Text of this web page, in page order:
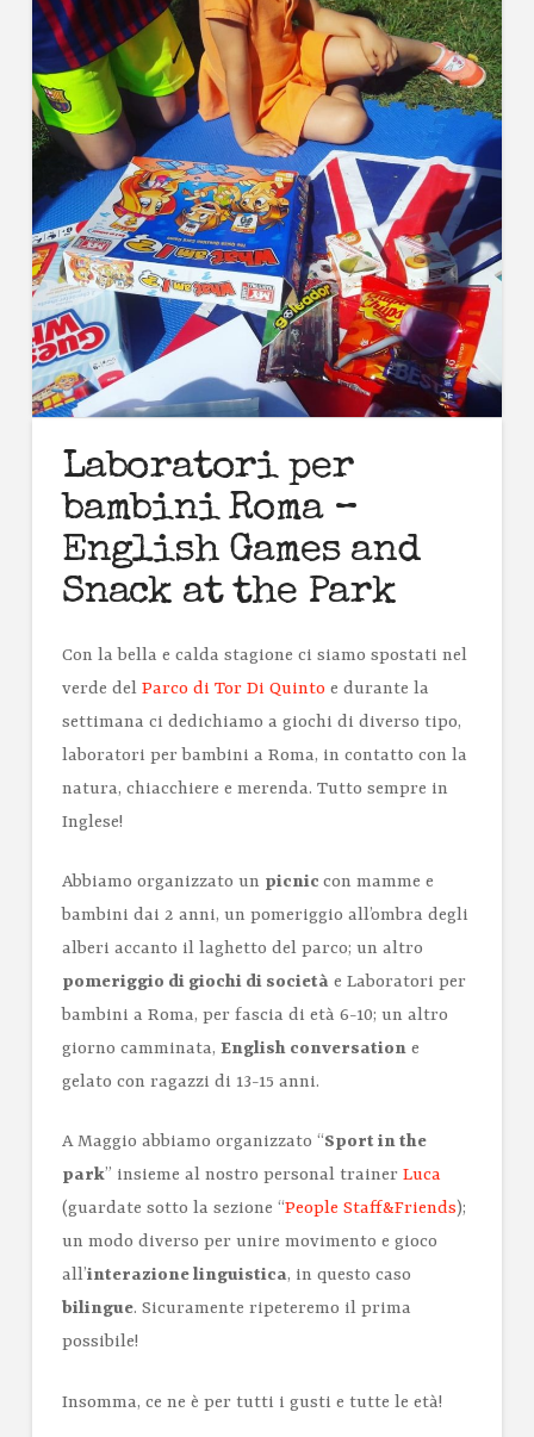
Laboratori per
bambini Roma –
English Games and
Snack at the Park
Con la bella e calda stagione ci siamo spostati nel
verde del Parco di Tor Di Quintoe durante la
settimana ci dedichiamo a giochi di diverso tipo,
laboratori per bambini a Roma, in contatto con la
natura, chiacchiere e merenda. Tutto sempre in
Inglese!
Abbiamo organizzato un picnic con mamme e
bambini dai 2 anni, un pomeriggio all’ombra degli
alberi accanto il laghetto del parco; un altro
pomeriggio di giochi di societàe Laboratori per
bambini a Roma, per fascia di età 6-10; un altro
giorno camminata, English conversatione
gelato con ragazzi di 13-15 anni.
A Maggio abbiamo organizzato “Sport in the
park” insieme al nostro personal trainer Luca
(guardate sotto la sezione “People Staff&Friends);
un modo diverso per unire movimento e gioco
all’interazione linguistica, in questo caso
bilingue. Sicuramente ripeteremo il prima
possibile!
Insomma, ce ne è per tutti i gusti e tutte le età!